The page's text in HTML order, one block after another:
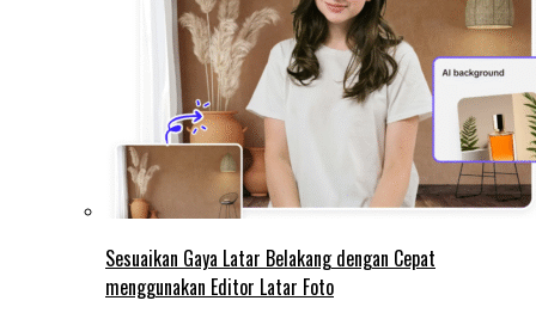
Sesuaikan Gaya Latar Belakang dengan Cepat
menggunakan Editor Latar Foto